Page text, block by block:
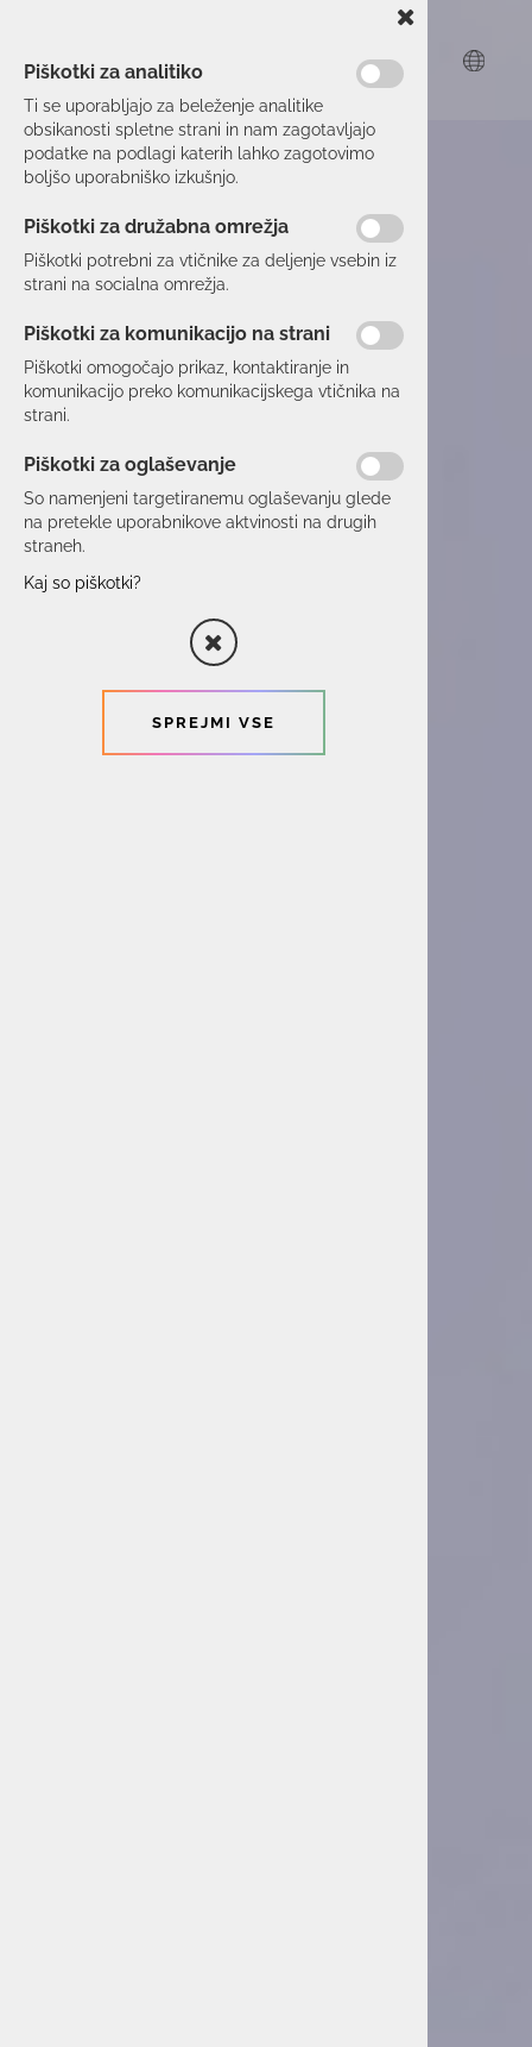
Piškotki za analitiko
Ti se uporabljajo za beleženje analitike
obsikanosti spletne strani in nam zagotavljajo
podatke na podlagi katerih lahko zagotovimo
boljšo uporabniško izkušnjo.
Piškotki za družabna omrežja
Piškotki potrebni za vtičnike za deljenje vsebin iz
strani na socialna omrežja.
Piškotki za komunikacijo na strani
Piškotki omogočajo prikaz, kontaktiranje in
komunikacijo preko komunikacijskega vtičnika na
strani.
Piškotki za oglaševanje
So namenjeni targetiranemu oglaševanju glede
na pretekle uporabnikove aktvinosti na drugih
straneh.
Kaj so piškotki?
SPREJMI VSE